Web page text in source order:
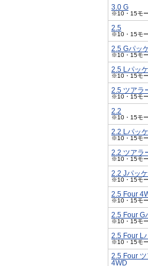
3.0 G
※10・15モ
2.5
※10・15モ
2.5 Gパッ
※10・15モ
2.5 Lパッ
※10・15モ
2.5 ツアラ
※10・15モ
2.2
※10・15モ
2.2 Lパッ
※10・15モ
2.2 ツアラ
※10・15モ
2.2 Jパッ
※10・15モ
2.5 Four
※10・15モ
2.5 Four G
※10・15モ
2.5 Four L
※10・15モ
2.5 Four
4WD